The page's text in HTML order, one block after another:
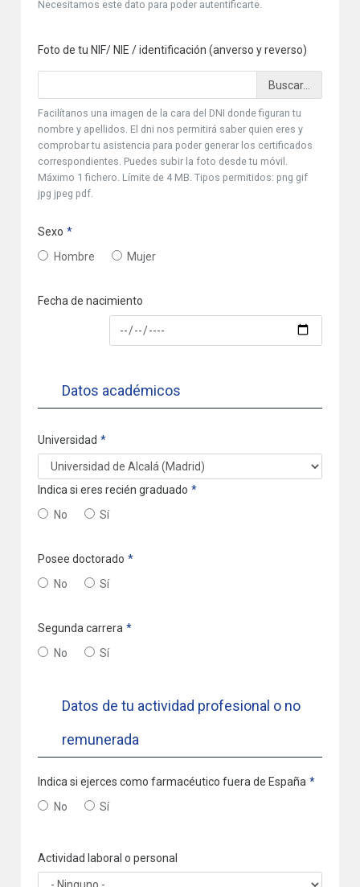
Necesitamos este dato para poder autentificarte.
Foto de tu NIF/ NIE / identificación (anverso y reverso)
Facilítanos una imagen de la cara del DNI donde figuran tu
nombre y apellidos. El dni nos permitirá saber quien eres y
comprobar tu asistencia para poder generar los certificados
correspondientes. Puedes subir la foto desde tu móvil.
Máximo 1 fichero. Límite de 4 MB. Tipos permitidos: png gif
jpg jpeg pdf.
Sexo
Hombre
Mujer
Fecha de nacimiento
Datos académicos
Universidad
Indica si eres recién graduado
No
Sí
Posee doctorado
No
Sí
Segunda carrera
No
Sí
Datos de tu actividad profesional o no
remunerada
Indica si ejerces como farmacéutico fuera de España
No
Sí
Actividad laboral o personal